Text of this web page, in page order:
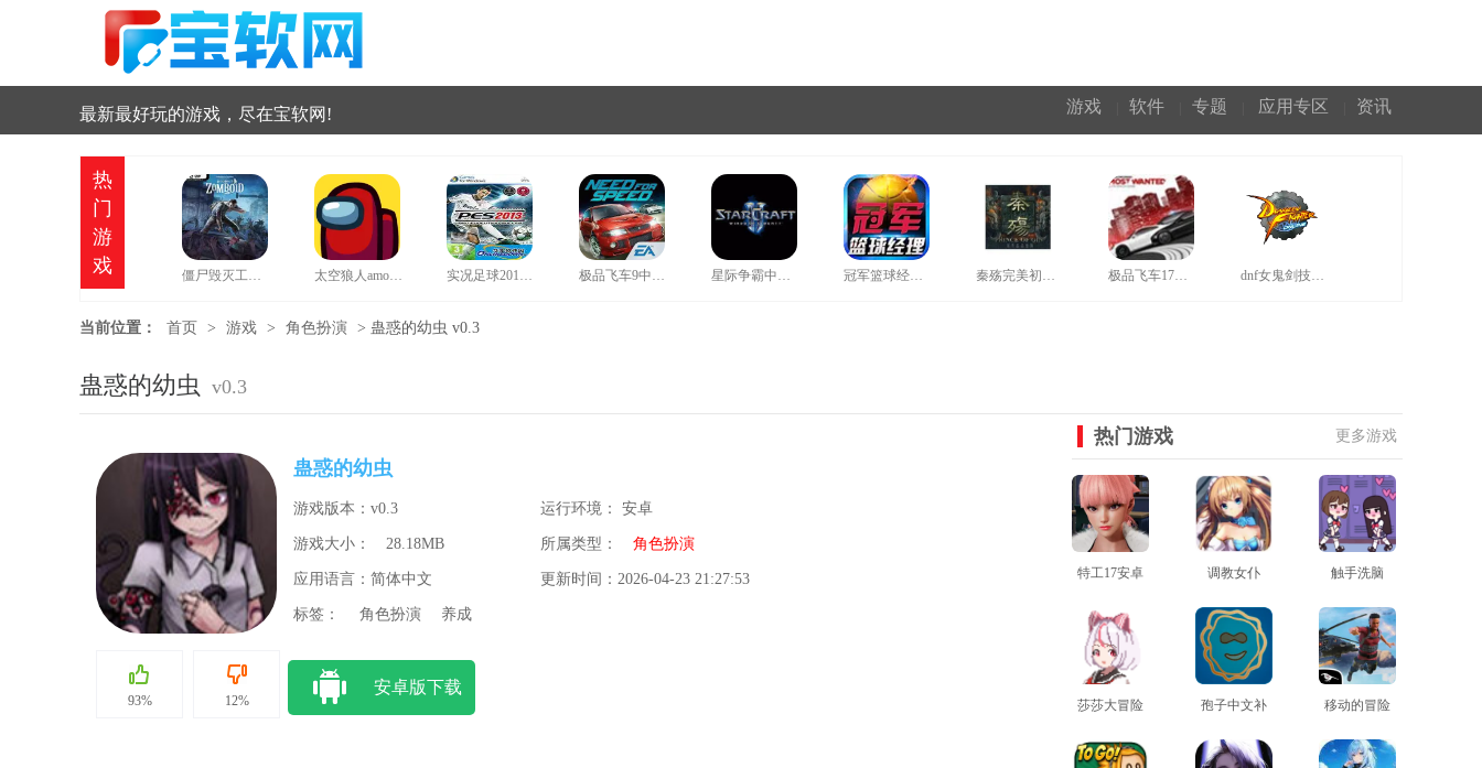
最新最好玩的游戏，尽在宝软网! 游戏 软件 专题 应用专区 资讯
热
门
游
戏
僵尸毁灭工程中文版 太空狼人amongus中文版 实况足球2013中文补丁 极品飞车9中文补丁 星际争霸中文补丁 冠军篮球经理2存档 秦殇完美初始存档 极品飞车17汉化补丁 dnf女鬼剑技能补丁
当前位置： 首页 > 游戏 > 角色扮演 > 蛊惑的幼虫 v0.3
蛊惑的幼虫 v0.3
93% 12%
蛊惑的幼虫
游戏版本：v0.3 运行环境： 安卓
游戏大小： 28.18MB 所属类型： 角色扮演
应用语言：简体中文 更新时间：2026-04-23 21:27:53
标签： 角色扮演 养成
安卓版下载
热门游戏 更多游戏
特工17安卓
调教女仆
查看
触手洗脑
1.9.3汉化版
查看
莎莎大冒险
孢子中文补
查看
移动的冒险
家官方版
查看